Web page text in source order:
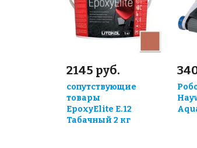
2145 руб.
сопутствующие
товары
EpoxyElite E.12
Табачный 2 кг